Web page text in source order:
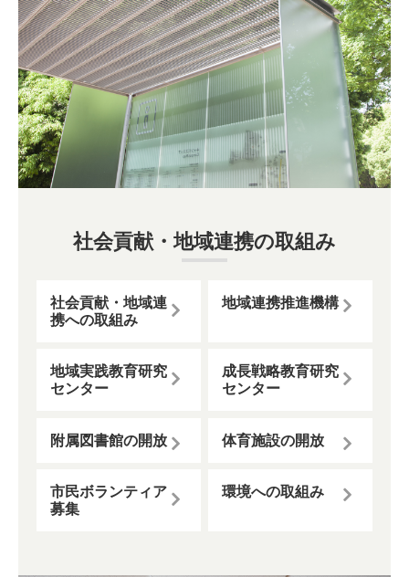
社会貢献・地域連携の取組み
社会貢献・地域連
携への取組み
地域連携推進機構
地域実践教育研究
センター
成長戦略教育研究
センター
附属図書館の開放 体育施設の開放
市民ボランティア
募集
環境への取組み